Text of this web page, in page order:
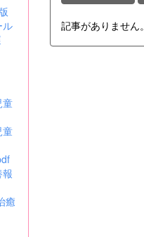
記事がありません。
ル
癒